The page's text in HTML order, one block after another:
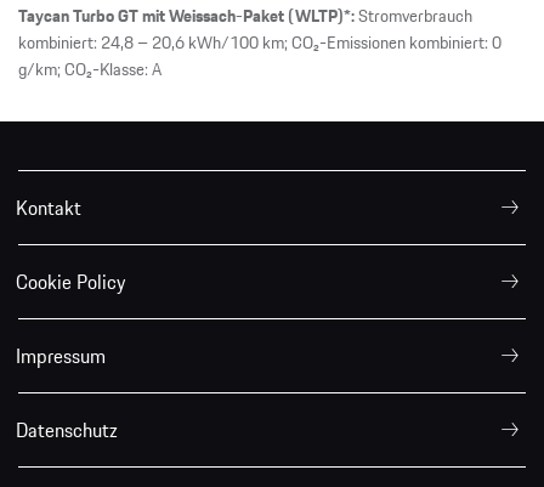
Taycan Turbo GT mit Weissach-Paket (WLTP)*:Stromverbrauch
kombiniert: 24,8 – 20,6 kWh/100 km; CO₂-Emissionen kombiniert: 0
g/km; CO₂-Klasse: A
Kontakt
Cookie Policy
Impressum
Datenschutz